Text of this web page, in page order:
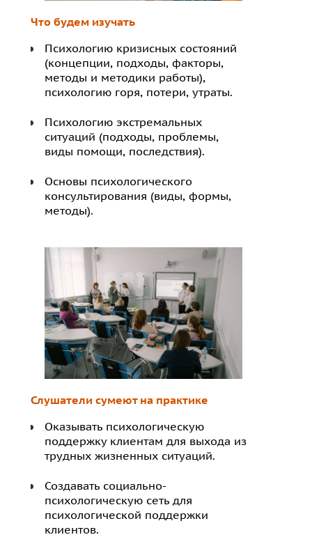
Что будем изучать
Психологию кризисных состояний
(концепции, подходы, факторы,
методы и методики работы),
психологию горя, потери, утраты.
Психологию экстремальных
ситуаций (подходы, проблемы,
виды помощи, последствия).
Основы психологического
консультирования (виды, формы,
методы).
Слушатели сумеют на практике
Оказывать психологическую
поддержку клиентам для выхода из
трудных жизненных ситуаций.
Создавать социально-
психологическую сеть для
психологической поддержки
клиентов.